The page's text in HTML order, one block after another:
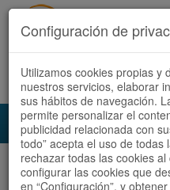
Acceder Registrate
Audioruta Todas las rutas
Configuración de
Utilizamos cookies propias y
nuestros servicios, elaborar
sus hábitos de navegación.
permite personalizar el
publicidad relacionada con
todo” acepta el uso de
rechazar todas las cookies al
configurar las cookies que
en “Configuración”, y